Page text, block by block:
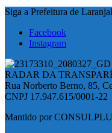
Siga a Prefeitura de
Facebook
Instagram
RADAR DA
Rua Norberto Berno, 85,
CNPJ 17.947.615/0001-22
Mantido por